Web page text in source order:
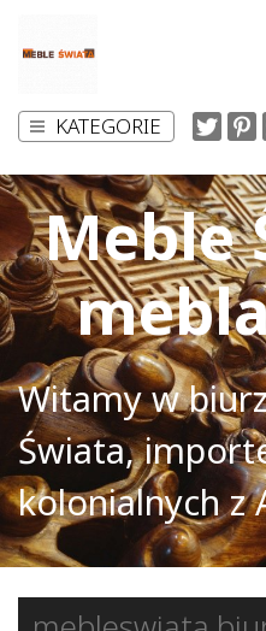
KATEGORIE
Meble
Witamy w
Świata,
kolonialnych z